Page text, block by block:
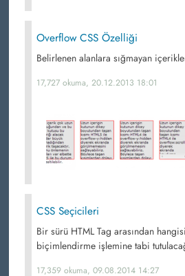
Overflow CSS Özelliği
Belirlenen alanlara sığmayan
17,727 okuma, 20.12.2013 18:01
CSS Seçicileri
Bir sürü HTML Tag arasından
biçimlendirme işlemine tabi
17,359 okuma, 09.08.2014 14:27